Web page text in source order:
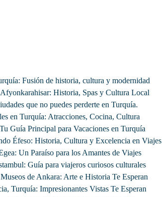
Fusión de historia, cultura y modernidad
Historia, Spas y Cultura Local
que no puedes perderte en Turquía.
en Turquía: Atracciones, Cocina, Cultura
Guía Principal para Vacaciones en Turquía
Éfeso: Historia, Cultura y Excelencia en Viajes
Un Paraíso para los Amantes de Viajes
Guía para viajeros curiosos culturales
de Ankara: Arte e Historia Te Esperan
Turquía: Impresionantes Vistas Te Esperan